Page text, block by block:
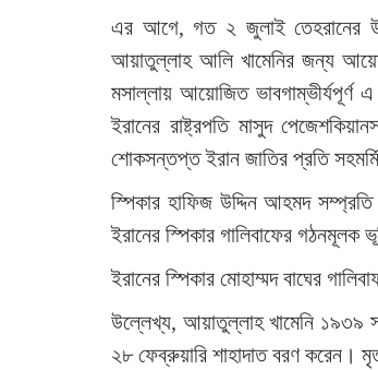
এর আগে, গত ২ জুলাই তেহরানের
আয়াতুল্লাহ আলি খামেনির জন্য
মসাল্লায় আয়োজিত ভাবগাম্ভীর্যপূর্ণ এ
ইরানের রাষ্ট্রপতি মাসুদ
শোকসন্তপ্ত ইরান জাতির প্রতি
স্পিকার হাফিজ উদ্দিন আহমদ সম্প্রতি
ইরানের স্পিকার গালিবাফের গঠনমূলক
ইরানের স্পিকার মোহাম্মদ বাঘের
উল্লেখ্য, আয়াতুল্লাহ খামেনি ১৯৩৯
২৮ ফেব্রুয়ারি শাহাদাত বরণ করেন।